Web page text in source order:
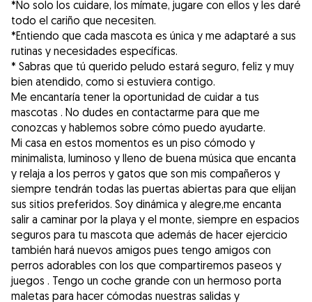
*No solo los cuidare, los mímate, jugare con ellos y les daré
todo el cariño que necesiten.
*Entiendo que cada mascota es única y me adaptaré a sus
rutinas y necesidades específicas.
* Sabras que tú querido peludo estará seguro, feliz y muy
bien atendido, como si estuviera contigo.
Me encantaría tener la oportunidad de cuidar a tus
mascotas . No dudes en contactarme para que me
conozcas y hablemos sobre cómo puedo ayudarte.
Mi casa en estos momentos es un piso cómodo y
minimalista, luminoso y lleno de buena música que encanta
y relaja a los perros y gatos que son mis compañeros y
siempre tendrán todas las puertas abiertas para que elijan
sus sitios preferidos. Soy dinámica y alegre,me encanta
salir a caminar por la playa y el monte, siempre en espacios
seguros para tu mascota que además de hacer ejercicio
también hará nuevos amigos pues tengo amigos con
perros adorables con los que compartiremos paseos y
juegos . Tengo un coche grande con un hermoso porta
maletas para hacer cómodas nuestras salidas y